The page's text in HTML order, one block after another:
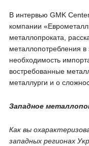
В интервью GMK
компании
металлопроката,
металлопотребления
необходимость
востребованные
металлурги и о
Западное
Как вы
западных регионах